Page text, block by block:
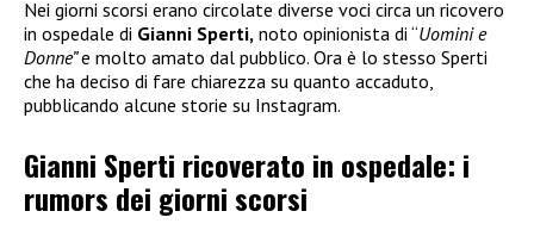
Nei giorni scorsi erano circolate diverse voci circa un ricovero
in ospedale di Gianni Sperti, noto opinionista di “Uomini e
Donne”e molto amato dal pubblico. Ora è lo stesso Sperti
che ha deciso di fare chiarezza su quanto accaduto,
pubblicando alcune storie su Instagram.
Gianni Sperti ricoverato in ospedale: i
rumors dei giorni scorsi